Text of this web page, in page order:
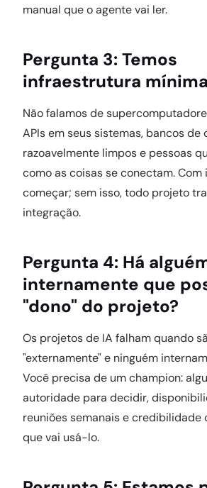
manual que o agente vai ler.
Pergunta 3: Temos
infraestrutura
Não falamos de
APIs em seus sistemas, bancos de
razoavelmente limpos e pessoas
como as coisas se conectam. Com
começar; sem isso, todo projeto
integração.
Pergunta 4: Há
internamente que
"dono" do projeto?
Os projetos de IA falham quando
"externamente" e ninguém
Você precisa de um champion:
autoridade para decidir,
reuniões semanais e credibilidade
que vai usá-lo.